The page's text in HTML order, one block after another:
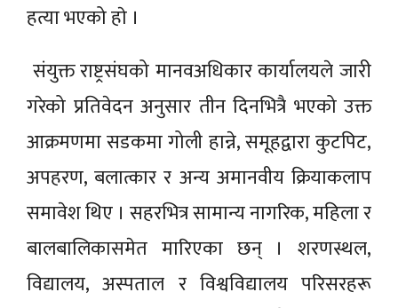
हत्या भएको हाे ।
संयुक्त राष्ट्रसंघको मानवअधिकार कार्यालयले जारी
गरेको प्रतिवेदन अनुसार तीन दिनभित्रै भएको उक्त
आक्रमणमा सडकमा गोली हान्ने, समूहद्वारा कुटपिट,
अपहरण, बलात्कार र अन्य अमानवीय क्रियाकलाप
समावेश थिए । सहरभित्र सामान्य नागरिक, महिला र
बालबालिकासमेत मारिएका छन् । शरणस्थल,
विद्यालय, अस्पताल र विश्वविद्यालय परिसरहरू